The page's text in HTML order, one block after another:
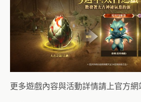
更多遊戲內容與活動詳情請上官方網